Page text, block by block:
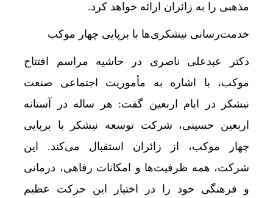
مذهبی را به زائران ارائه خواهد کرد.
خدمت‌رسانی نیشکری‌ها با برپایی چهار موکب
دکتر عبدعلی ناصری در حاشیه مراسم افتتاح
موکب، با اشاره به مأموریت اجتماعی صنعت
نیشکر در ایام اربعین گفت: هر ساله در آستانه
اربعین حسینی، شرکت توسعه نیشکر با برپایی
چهار موکب، از زائران استقبال می‌کند. این
شرکت، همه ظرفیت‌ها و امکانات رفاهی، درمانی
و فرهنگی خود را در اختیار این حرکت عظیم